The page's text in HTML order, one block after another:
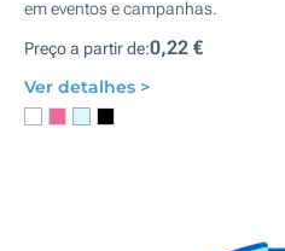
em eventos e campanhas.
Preço a partir de:0,22 €
Ver detalhes >